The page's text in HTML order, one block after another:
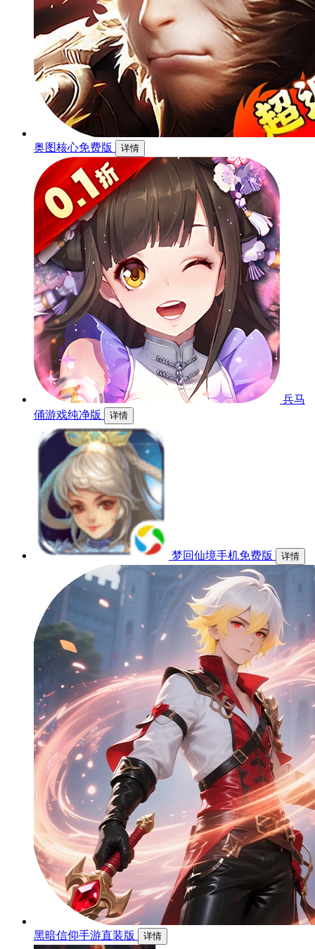
奥图核心免费版 详情
兵马
俑游戏纯净版
详情
梦回仙境手机免费版 详情
黑暗信仰手游直装版 详情